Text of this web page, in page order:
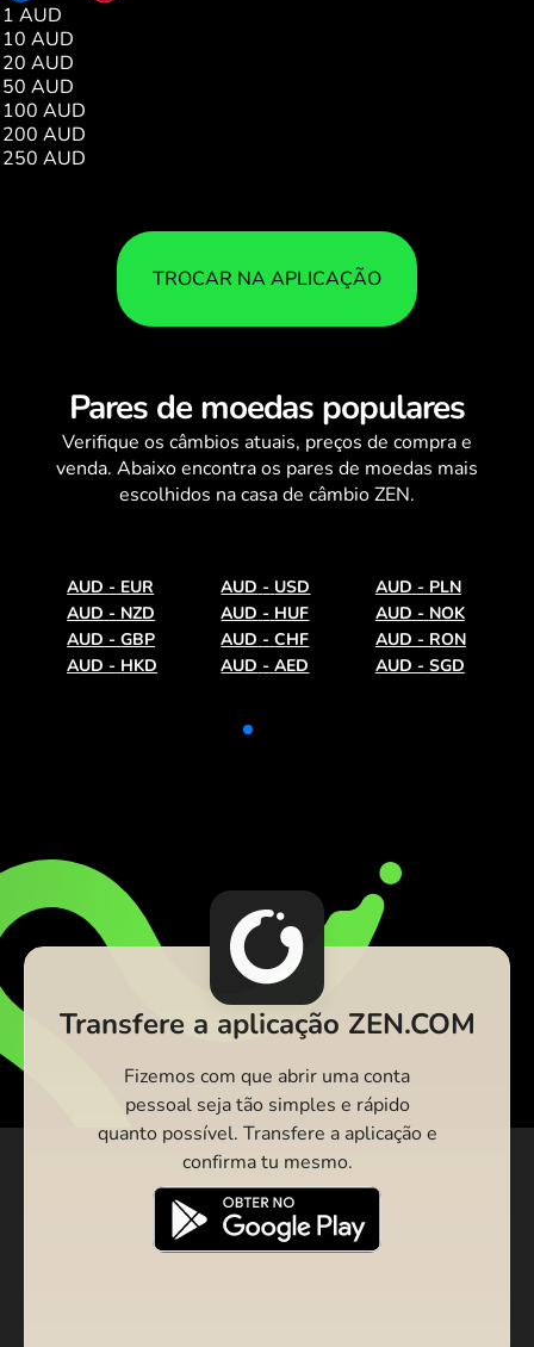
1 AUD
10 AUD
20 AUD
50 AUD
100 AUD
200 AUD
250 AUD
TROCAR NA APLICAÇÃO
Pares de moedas populares
Verifique os câmbios atuais, preços de compra e
venda. Abaixo encontra os pares de moedas mais
escolhidos na casa de câmbio ZEN.
AUD - EUR AUD - USD AUD - PLN
AUD - NZD AUD - HUF AUD - NOK
AUD - GBP AUD - CHF AUD - RON
AUD - HKD AUD - AED AUD - SGD
Transfere a aplicação ZEN.COM
Fizemos com que abrir uma conta
pessoal seja tão simples e rápido
quanto possível. Transfere a aplicação e
confirma tu mesmo.